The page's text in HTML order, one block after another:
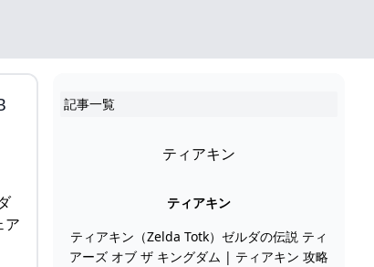
ア
記事一覧
ティアキン
ティアキン
ティアキン（Zelda Totk）ゼルダの伝説 ティ
アーズ オブ ザ キングダム | ティアキン 攻略